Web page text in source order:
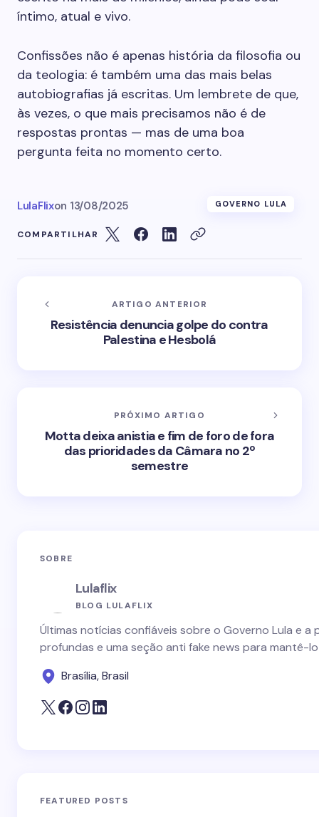
íntimo, atual e vivo.
Confissões não é apenas história da filosofia ou
da teologia: é também uma das mais belas
autobiografias já escritas. Um lembrete de que,
às vezes, o que mais precisamos não é de
respostas prontas — mas de uma boa
pergunta feita no momento certo.
LulaFlixon 13/08/2025 GOVERNO LULA
COMPARTILHAR
ARTIGO ANTERIOR
Resistência denuncia golpe do contra
Palestina e Hesbolá
PRÓXIMO ARTIGO
Motta deixa anistia e fim de foro de fora
das prioridades da Câmara no 2º
semestre
SOBRE
Lulaflix
BLOG LULAFLIX
Últimas notícias confiáveis sobre o Governo Lula e
profundas e uma seção anti fake news para mantê-
Brasília, Brasil
FEATURED POSTS